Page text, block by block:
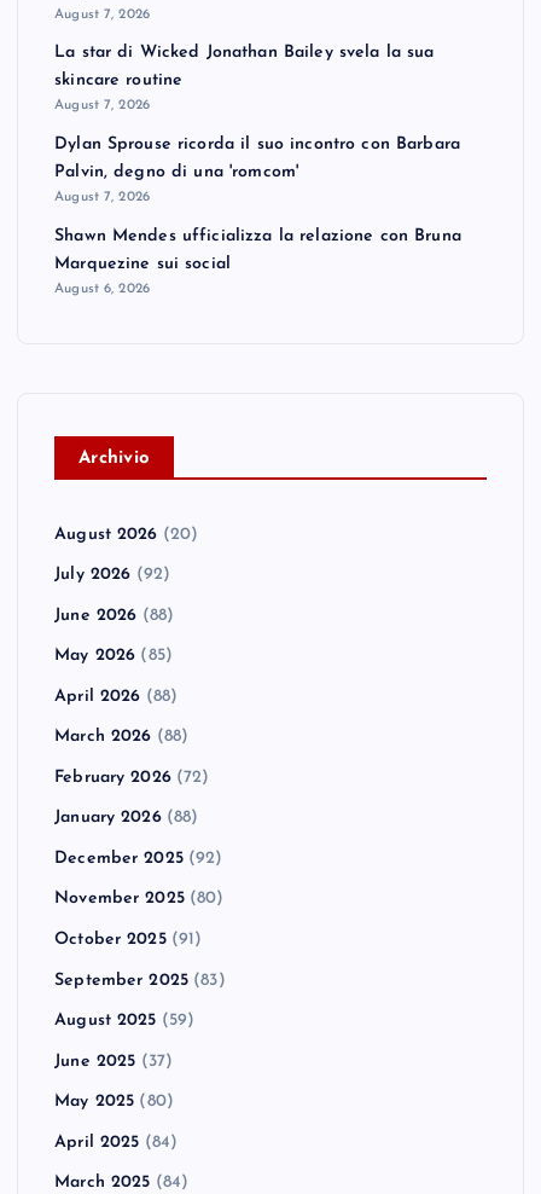
August 7, 2026
La star di Wicked Jonathan Bailey svela la sua
skincare routine
August 7, 2026
Dylan Sprouse ricorda il suo incontro con Barbara
Palvin, degno di una 'romcom'
August 7, 2026
Shawn Mendes ufficializza la relazione con Bruna
Marquezine sui social
August 6, 2026
Archivio
August 2026 (20)
July 2026 (92)
June 2026 (88)
May 2026 (85)
April 2026 (88)
March 2026 (88)
February 2026(72)
January 2026(88)
December 2025(92)
November 2025(80)
October 2025(91)
September 2025 (83)
August 2025 (59)
June 2025 (37)
May 2025 (80)
April 2025 (84)
March 2025 (84)